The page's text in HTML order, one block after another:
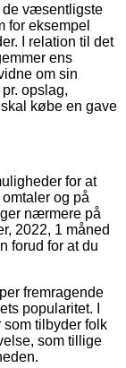
de væsentligste
for eksempel
I relation til det
ens
om sin
opslag,
købe en gave
for at
og på
nærmere på
2022, 1 måned
forud for at du
fremragende
popularitet. I
tilbyder folk
som tillige